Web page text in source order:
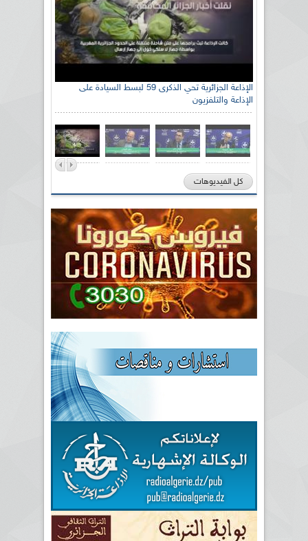
الإذاعة الجزائرية تحي الذكرى 59 لبسط السيادة على
الإذاعة والتلفزيون
كل الفيديوهات